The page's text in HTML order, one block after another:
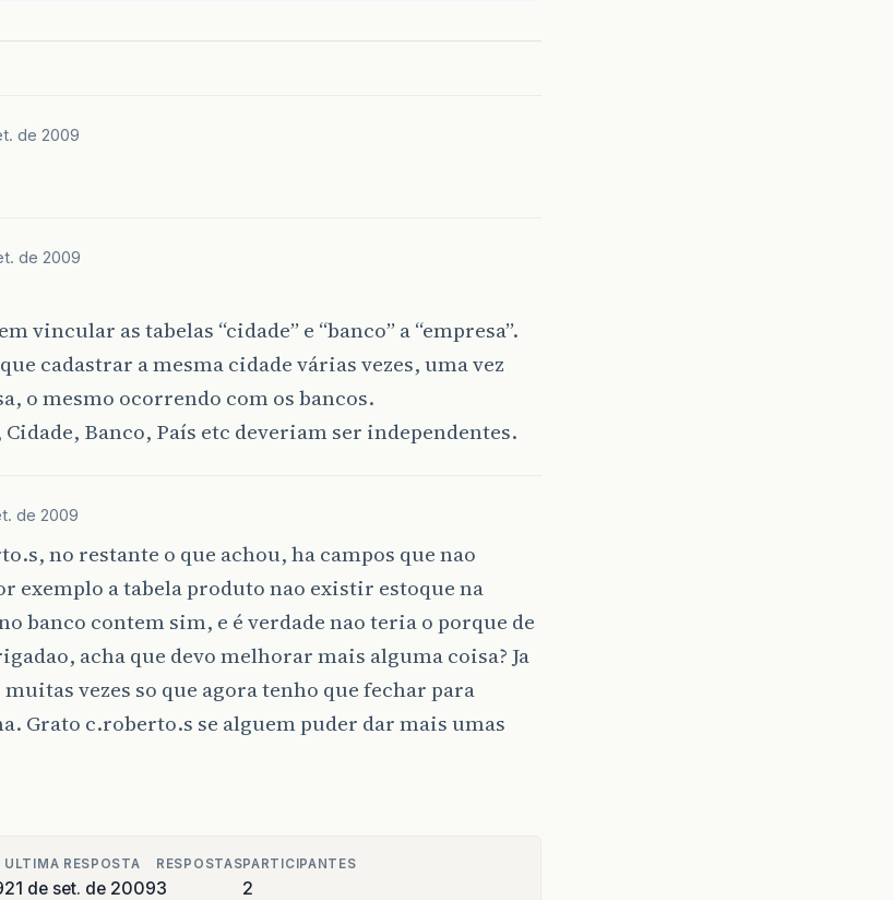
de 2009
de 2009
vincular as tabelas “cidade” e “banco” a “empresa”.
cadastrar a mesma cidade várias vezes, uma vez
o mesmo ocorrendo com os bancos.
Cidade, Banco, País etc deveriam ser independentes.
de 2009
no restante o que achou, ha campos que nao
exemplo a tabela produto nao existir estoque na
banco contem sim, e é verdade nao teria o porque de
acha que devo melhorar mais alguma coisa? Ja
vezes so que agora tenho que fechar para
Grato c.roberto.s se alguem puder dar mais umas
ULTIMA RESPOSTA
21 de set. de 2009
RESPOSTAS
3
PARTICIPANTES
2